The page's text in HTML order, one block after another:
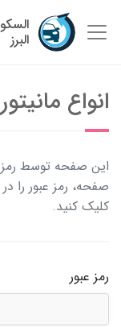
السکو
البرز
انواع
این صفحه توسط
صفحه، رمز عبور را
کلیک کنید.
رمز عبور